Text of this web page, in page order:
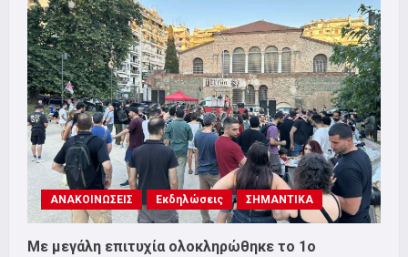
ΑΝΑΚΟΙΝΩΣΕΙΣ Εκδηλώσεις ΣΗΜΑΝΤΙΚΑ
Με μεγάλη επιτυχία ολοκληρώθηκε το 1ο